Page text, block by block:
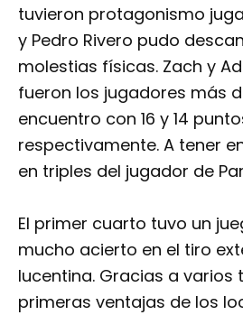
tuvieron protagonismo
y Pedro Rivero pudo
molestias físicas. Zach y
fueron los jugadores más
encuentro con 16 y 14
respectivamente. A tener
en triples del jugador de
El primer cuarto tuvo un
mucho acierto en el tiro
lucentina. Gracias a varios
primeras ventajas de los